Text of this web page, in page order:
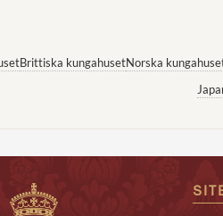
Brittiska kungahusetNorska